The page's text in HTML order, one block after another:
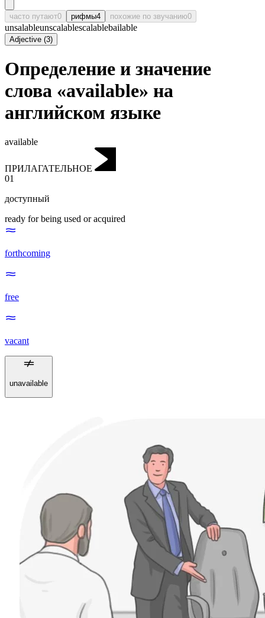
часто путают0 рифмы4 похожие по звучанию0
unsalableunscalablescalablebailable
Adjective (3)
Определение и значение
слова «available» на
английском языке
available
ПРИЛАГАТЕЛЬНОЕ
01
доступный
ready for being used or acquired
forthcoming
free
vacant
unavailable